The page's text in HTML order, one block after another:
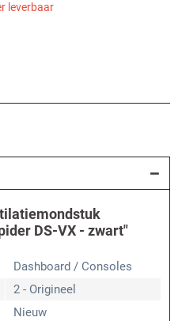
leverbaar
DS-VX - zwart"
Dashboard / Consoles
2 - Origineel
Nieuw